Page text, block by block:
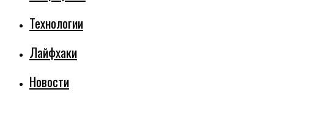
Технологии
Лайфхаки
Новости